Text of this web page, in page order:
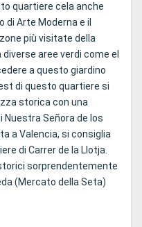
quartiere cela anche
Arte Moderna e il
più visitate della
aree verdi come el
a questo giardino
di questo quartiere si
storica con una
Señora de los
a Valencia, si consiglia
di Carrer de la Llotja.
sorprendentemente
(Mercato della Seta)